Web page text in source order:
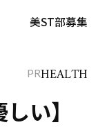
美ST部募集
PRHEALTH
い】